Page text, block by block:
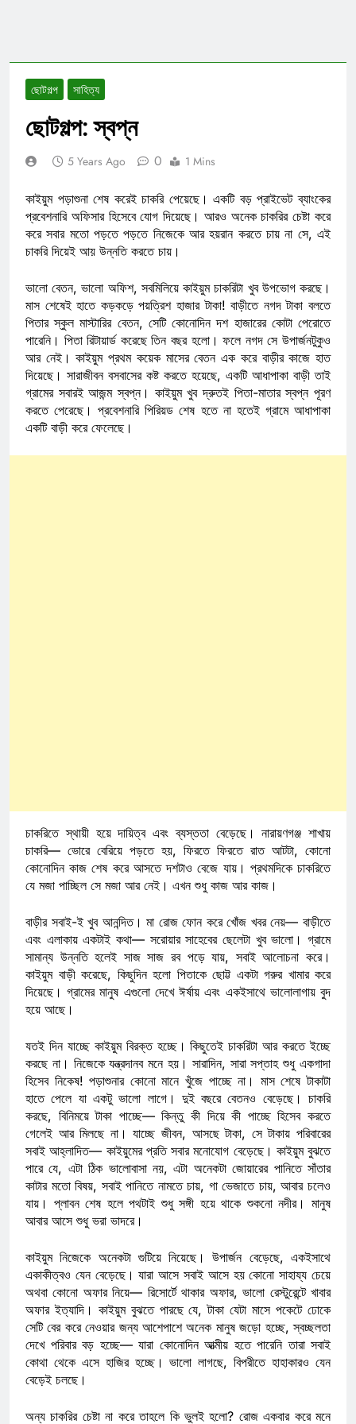
ছোটগল্প সাহিত্য
ছোটগল্প: স্বপ্ন
5 Years Ago 0 1 Mins
কাইয়ুম পড়াশুনা শেষ করেই চাকরি পেয়েছে। একটি বড় প্রাইভেট ব্যাংকের
প্রবেশনারি অফিসার হিসেবে যোগ দিয়েছে। আরও অনেক চাকরির চেষ্টা করে
করে সবার মতো পড়তে পড়তে নিজেকে আর হয়রান করতে চায় না সে, এই
চাকরি দিয়েই আয় উন্নতি করতে চায়।
ভালো বেতন, ভালো অফিশ, সবমিলিয়ে কাইয়ুম চাকরিটা খুব উপভোগ করছে।
মাস শেষেই হাতে কড়কড়ে পয়ত্রিশ হাজার টাকা! বাড়ীতে নগদ টাকা বলতে
পিতার স্কুল মাস্টারির বেতন, সেটি কোনোদিন দশ হাজারের কোটা পেরোতে
পারেনি। পিতা রিটায়ার্ড করেছে তিন বছর হলো। ফলে নগদ সে উপার্জনটুকুও
আর নেই। কাইয়ুম প্রথম কয়েক মাসের বেতন এক করে বাড়ীর কাজে হাত
দিয়েছে। সারাজীবন বসবাসের কষ্ট করতে হয়েছে, একটি আধাপাকা বাড়ী তাই
গ্রামের সবারই আজন্ম স্বপ্ন। কাইয়ুম খুব দ্রুতই পিতা-মাতার স্বপ্ন পূরণ
করতে পেরেছে। প্রবেশনারি পিরিয়ড শেষ হতে না হতেই গ্রামে আধাপাকা
একটি বাড়ী করে ফেলেছে।
চাকরিতে স্থায়ী হয়ে দায়িত্ব এবং ব্যস্ততা বেড়েছে। নারায়ণগঞ্জ শাখায়
চাকরি— ভোরে বেরিয়ে পড়তে হয়, ফিরতে ফিরতে রাত আটটা, কোনো
কোনোদিন কাজ শেষ করে আসতে দশটাও বেজে যায়। প্রথমদিকে চাকরিতে
যে মজা পাচ্ছিল সে মজা আর নেই। এখন শুধু কাজ আর কাজ।
বাড়ীর সবাই-ই খুব আনন্দিত। মা রোজ ফোন করে খোঁজ খবর নেয়— বাড়ীতে
এবং এলাকায় একটাই কথা— সরোয়ার সাহেবের ছেলেটা খুব ভালো। গ্রামে
সামান্য উন্নতি হলেই সাজ সাজ রব পড়ে যায়, সবাই আলোচনা করে।
কাইয়ুম বাড়ী করেছে, কিছুদিন হলো পিতাকে ছোট্ট একটা গরুর খামার করে
দিয়েছে। গ্রামের মানুষ এগুলো দেখে ঈর্ষায় এবং একইসাথে ভালোলাগায় বুদ
হয়ে আছে।
যতই দিন যাচ্ছে কাইয়ুম বিরক্ত হচ্ছে। কিছুতেই চাকরিটা আর করতে ইচ্ছে
করছে না। নিজেকে যন্ত্রদানব মনে হয়। সারাদিন, সারা সপ্তাহ শুধু একগাদা
হিসেব নিকেষ! পড়াশুনার কোনো মানে খুঁজে পাচ্ছে না। মাস শেষে টাকাটা
হাতে পেলে যা একটু ভালো লাগে। দুই বছরে বেতনও বেড়েছে। চাকরি
করছে, বিনিময়ে টাকা পাচ্ছে— কিন্তু কী দিয়ে কী পাচ্ছে হিসেব করতে
গেলেই আর মিলছে না। যাচ্ছে জীবন, আসছে টাকা, সে টাকায় পরিবারের
সবাই আহ্লাদিত— কাইয়ুমের প্রতি সবার মনোযোগ বেড়েছে। কাইয়ুম বুঝতে
পারে যে, এটা ঠিক ভালোবাসা নয়, এটা অনেকটা জোয়ারের পানিতে সাঁতার
কাটার মতো বিষয়, সবাই পানিতে নামতে চায়, গা ভেজাতে চায়, আবার চলেও
যায়। প্লাবন শেষ হলে পথটাই শুধু সঙ্গী হয়ে থাকে শুকনো নদীর। মানুষ
আবার আসে শুধু ভরা ভাদরে।
কাইয়ুম নিজেকে অনেকটা গুটিয়ে নিয়েছে। উপার্জন বেড়েছে, একইসাথে
একাকীত্বও যেন বেড়েছে। যারা আসে সবাই আসে হয় কোনো সাহায্য চেয়ে
অথবা কোনো অফার নিয়ে— রিসোর্টে থাকার অফার, ভালো রেস্টুরেন্টে খাবার
অফার ইত্যাদি। কাইয়ুম বুঝতে পারছে যে, টাকা যেটা মাসে পকেটে ঢোকে
সেটি বের করে নেওয়ার জন্য আশেপাশে অনেক মানুষ জড়ো হচ্ছে, স্বচ্ছলতা
দেখে পরিবার বড় হচ্ছে— যারা কোনোদিন আত্মীয় হতে পারেনি তারা সবাই
কোথা থেকে এসে হাজির হচ্ছে। ভালো লাগছে, বিপরীতে হাহাকারও যেন
বেড়েই চলছে।
অন্য চাকরির চেষ্টা না করে তাহলে কি ভুলই হলো? রোজ একবার করে মনে